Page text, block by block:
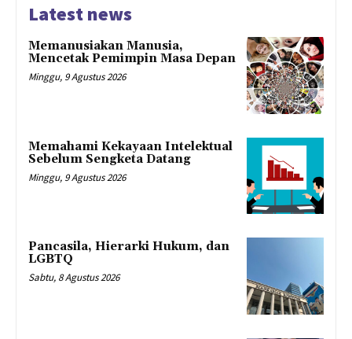
Latest news
Memanusiakan Manusia,
Mencetak Pemimpin Masa Depan
Minggu, 9 Agustus 2026
Memahami Kekayaan Intelektual
Sebelum Sengketa Datang
Minggu, 9 Agustus 2026
Pancasila, Hierarki Hukum, dan
LGBTQ
Sabtu, 8 Agustus 2026